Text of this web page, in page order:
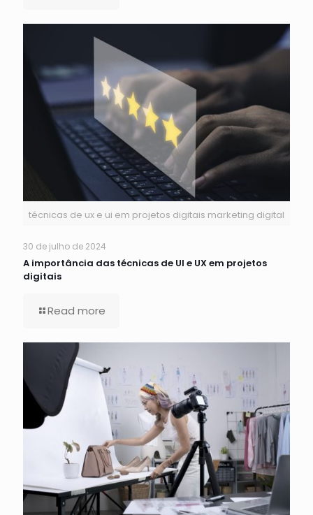
técnicas de ux e ui em projetos digitais marketing digital
30 de julho de 2024
A importância das técnicas de UI e UX em projetos
digitais
Read more